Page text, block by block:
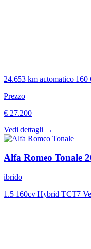
24.653 km automatico 160
Prezzo
€ 27.200
Vedi dettagli →
Alfa Romeo Tonale
ibrido
1.5 160cv Hybrid TCT7